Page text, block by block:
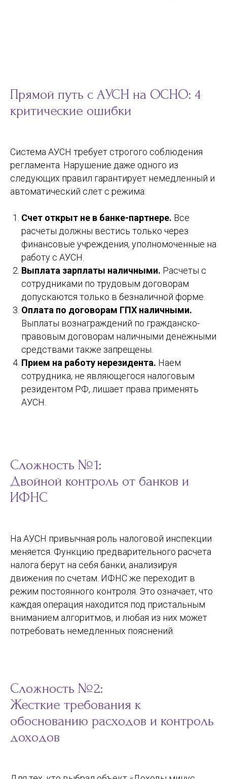
Прямой путь с АУСН на ОСНО: 4
критические ошибки
Система АУСН требует строгого соблюдения
регламента. Нарушение даже одного из
следующих правил гарантирует немедленный и
автоматический слет с режима:
Счет открыт не в банке-партнере. Все
расчеты должны вестись только через
финансовые учреждения, уполномоченные на
работу с АУСН.
Выплата зарплаты наличными. Расчеты с
сотрудниками по трудовым договорам
допускаются только в безналичной форме.
Оплата по договорам ГПХ наличными.
Выплаты вознаграждений по гражданско-
правовым договорам наличными денежными
средствами также запрещены.
Прием на работу нерезидента. Наем
сотрудника, не являющегося налоговым
резидентом РФ, лишает права применять
АУСН.
Сложность №1:
Двойной контроль от банков и
ИФНС
На АУСН привычная роль налоговой инспекции
меняется. Функцию предварительного расчета
налога берут на себя банки, анализируя
движения по счетам. ИФНС же переходит в
режим постоянного контроля. Это означает, что
каждая операция находится под пристальным
вниманием алгоритмов, и любая из них может
потребовать немедленных пояснений.
Сложность №2:
Жесткие требования к
обоснованию расходов и контроль
доходов